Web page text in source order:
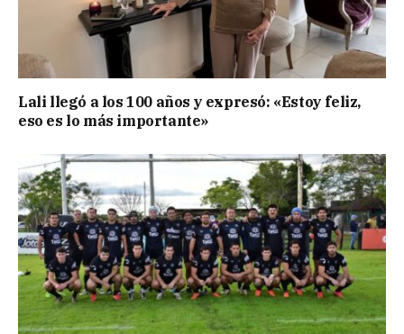
Lali llegó a los 100 años y expresó: «Estoy feliz,
eso es lo más importante»